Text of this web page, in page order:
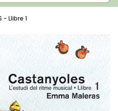
- Llibre 1